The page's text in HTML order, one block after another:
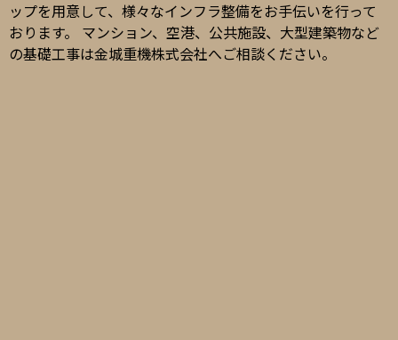
ップを用意して、様々なインフラ整備をお手伝いを行って
おります。 マンション、空港、公共施設、大型建築物など
の基礎工事は金城重機株式会社へご相談ください。